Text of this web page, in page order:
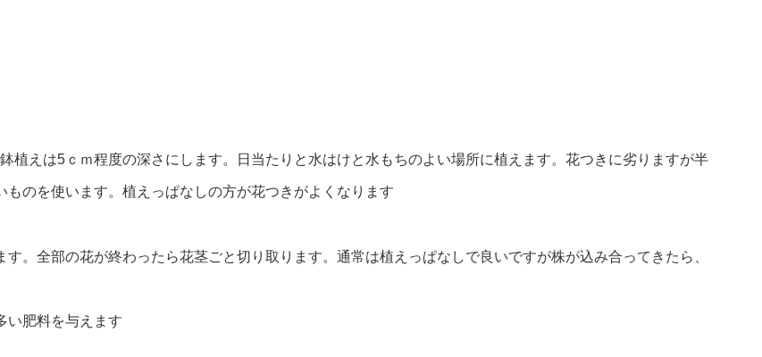
植えは5ｃｍ程度の深さにします。日当たりと水はけと水もちのよい場所に植えます。花つきに劣りますが半
のを使います。植えっぱなしの方が花つきがよくなります
。全部の花が終わったら花茎ごと切り取ります。通常は植えっぱなしで良いですが株が込み合ってきたら、
い肥料を与えます